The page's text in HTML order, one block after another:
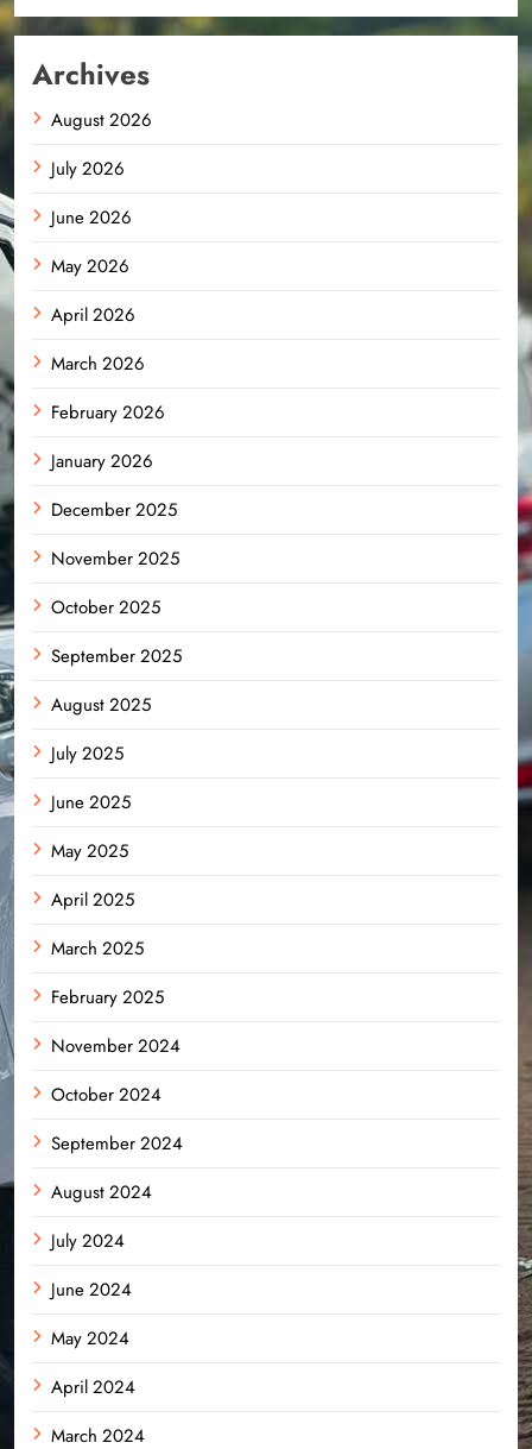
Archives
August 2026
July 2026
June 2026
May 2026
April 2026
March 2026
February 2026
January 2026
December 2025
November 2025
October 2025
September 2025
August 2025
July 2025
June 2025
May 2025
April 2025
March 2025
February 2025
November 2024
October 2024
September 2024
August 2024
July 2024
June 2024
May 2024
April 2024
March 2024